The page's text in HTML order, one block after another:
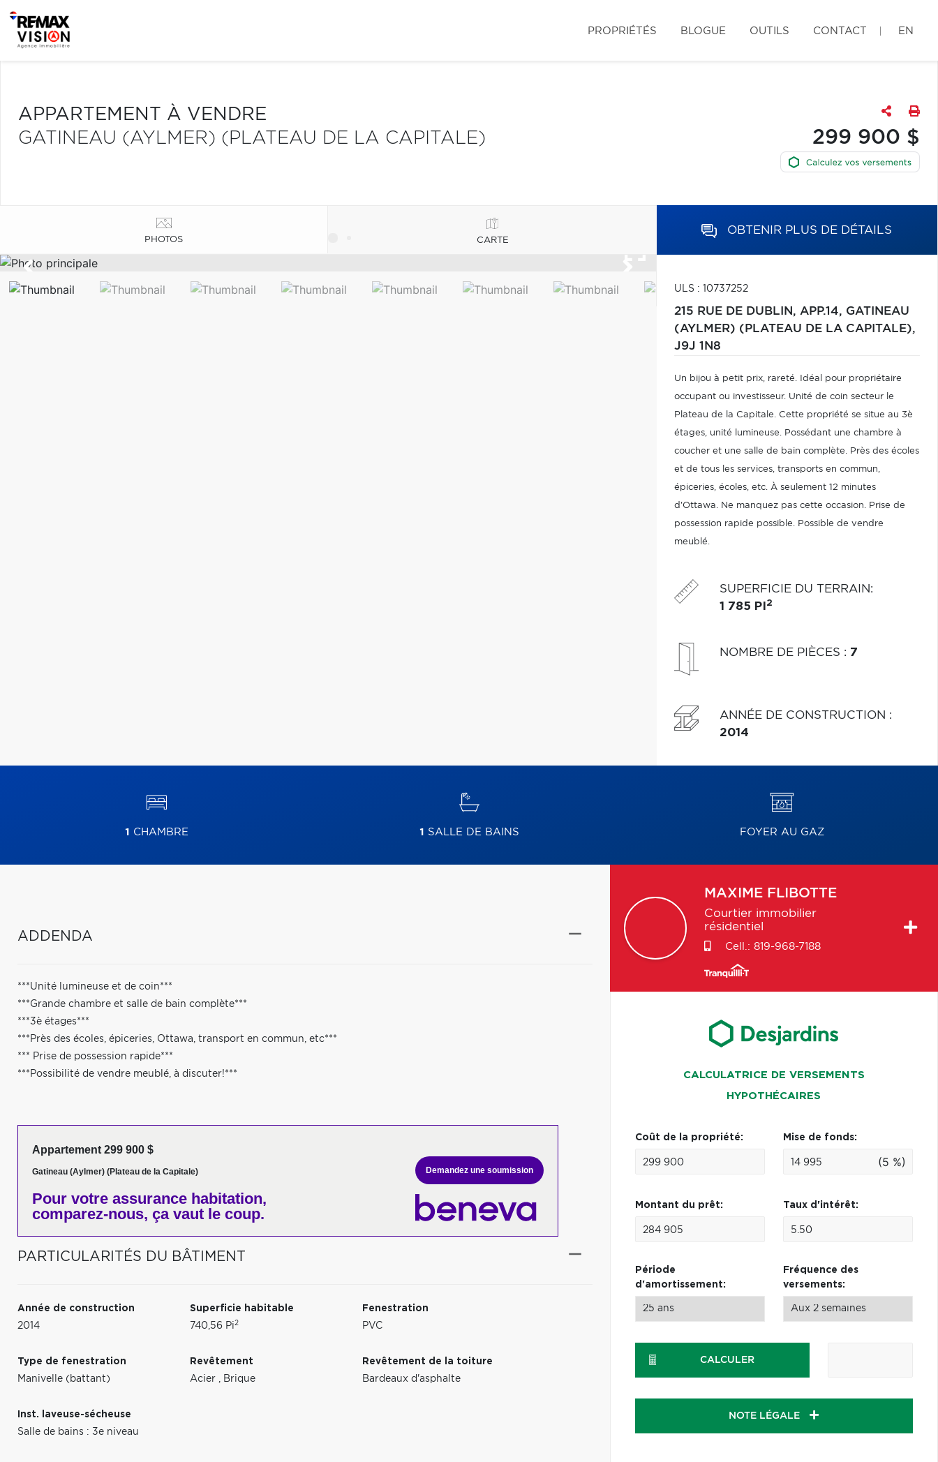
PROPRIÉTÉS BLOGUE OUTILS CONTACT EN
APPARTEMENT À VENDRE
GATINEAU (AYLMER) (PLATEAU DE LA CAPITALE)
299 900 $
PHOTOS CARTE
OBTENIR PLUS DE DÉTAILS
ULS : 10737252
215 RUE DE DUBLIN, APP.14, GATINEAU
(AYLMER) (PLATEAU DE LA CAPITALE),
J9J 1N8
Un bijou à petit prix, rareté. Idéal pour propriétaire
occupant ou investisseur. Unité de coin secteur le
Plateau de la Capitale. Cette propriété se situe au 3è
étages, unité lumineuse. Possédant une chambre à
coucher et une salle de bain complète. Près des écoles
et de tous les services, transports en commun,
épiceries, écoles, etc. À seulement 12 minutes
d'Ottawa. Ne manquez pas cette occasion. Prise de
possession rapide possible. Possible de vendre
meublé.
SUPERFICIE DU TERRAIN:
1 785 PI 2
NOMBRE DE PIÈCES : 7
ANNÉE DE CONSTRUCTION :
2014
1 CHAMBRE 1 SALLE DE BAINS FOYER AU GAZ
ADDENDA
***Unité lumineuse et de coin***
***Grande chambre et salle de bain complète***
***3è étages***
***Près des écoles, épiceries, Ottawa, transport en commun, etc***
*** Prise de possession rapide***
***Possibilité de vendre meublé, à discuter!***
Appartement 299 900 $
Gatineau (Aylmer) (Plateau de la Capitale)
Pour votre assurance habitation,
comparez-nous, ça vaut le coup.
Demandez une soumission
PARTICULARITÉS DU BÂTIMENT
Année de construction
2014
Superficie habitable
740,56 Pi2
Fenestration
PVC
Type de fenestration
Manivelle (battant)
Revêtement
Acier , Brique
Revêtement de la toiture
Bardeaux d'asphalte
Inst. laveuse-sécheuse
Salle de bains : 3e niveau
MAXIME FLIBOTTE
Courtier immobilier
résidentiel
Cell.: 819-968-7188
CALCULATRICE DE VERSEMENTS
HYPOTHÉCAIRES
Coût de la propriété: Mise de fonds:
(5 %)
Montant du prêt: Taux d'intérêt:
Période
d'amortissement:
Fréquence des
versements:
CALCULER
NOTE LÉGALE